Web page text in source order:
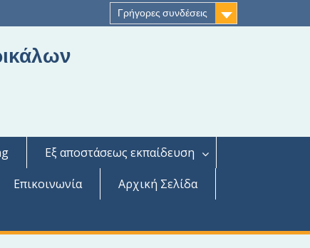
Γρήγορες συνδέσεις
Εξ αποστάσεως εκπαίδευση
Επικοινωνία
Αρχική Σελίδα